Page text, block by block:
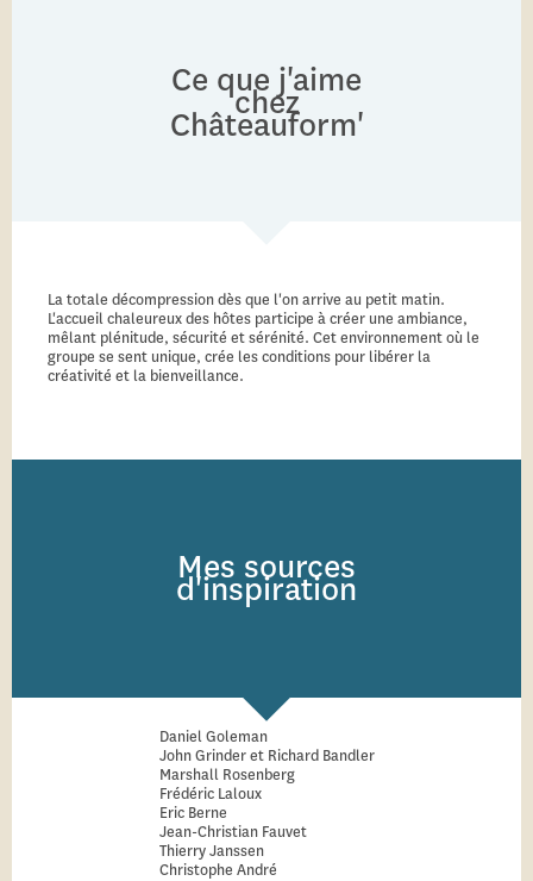
Ce que j'aime
chez
Châteauform'
La totale décompression dès que l'on arrive au petit matin.
L'accueil chaleureux des hôtes participe à créer une ambiance,
mêlant plénitude, sécurité et sérénité. Cet environnement où le
groupe se sent unique, crée les conditions pour libérer la
créativité et la bienveillance.
Mes sources
d'inspiration
Daniel Goleman
John Grinder et Richard Bandler
Marshall Rosenberg
Frédéric Laloux
Eric Berne
Jean-Christian Fauvet
Thierry Janssen
Christophe André